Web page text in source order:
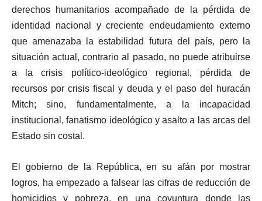
derechos humanitarios acompañado de la pérdida de
identidad nacional y creciente endeudamiento externo
que amenazaba la estabilidad futura del país, pero la
situación actual, contrario al pasado, no puede atribuirse
a la crisis político-ideológico regional, pérdida de
recursos por crisis fiscal y deuda y el paso del huracán
Mitch; sino, fundamentalmente, a la incapacidad
institucional, fanatismo ideológico y asalto a las arcas del
Estado sin costal.
El gobierno de la República, en su afán por mostrar
logros, ha empezado a falsear las cifras de reducción de
homicidios y pobreza, en una coyuntura donde las